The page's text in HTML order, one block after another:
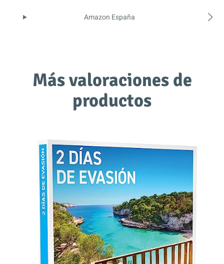
Amazon España
Más valoraciones de
productos